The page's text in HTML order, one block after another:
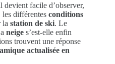
devient facile d’observer,
différentes conditions
la station de ski. Le
neige s’est-elle enfin
trouvent une réponse
actualisée en